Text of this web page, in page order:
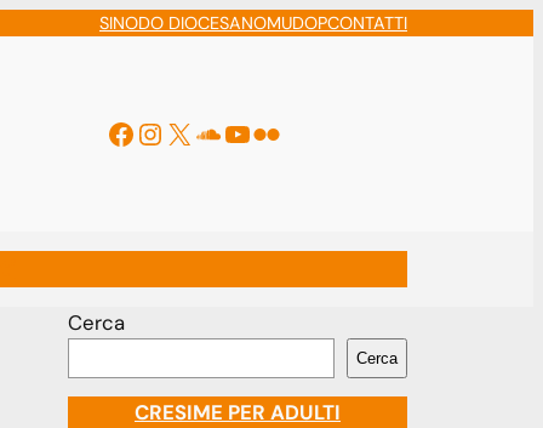
SINODO DIOCESANOMUDOPCONTATTI
Facebook
Instagram
X Soundcloud
YouTube
Flickr
Cerca
Cerca
CRESIME PER ADULTI